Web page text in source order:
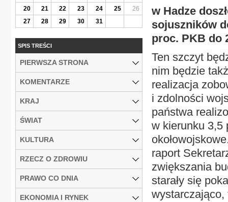
w Hadze
sojuszników
proc. PKB do
Ten szczyt
nim będzie
realizacja
i zdolności
państwa
w kierunku 3,5
raport
zwiększania
starały się
wystarczająco,
20
21 22 23 24 25
26
27
28 29 30 31
SPIS TREŚCI
PIERWSZA STRONA
KOMENTARZE
KRAJ
ŚWIAT
KULTURA
RZECZ O ZDROWIU
PRAWO CO DNIA
EKONOMIA I RYNEK